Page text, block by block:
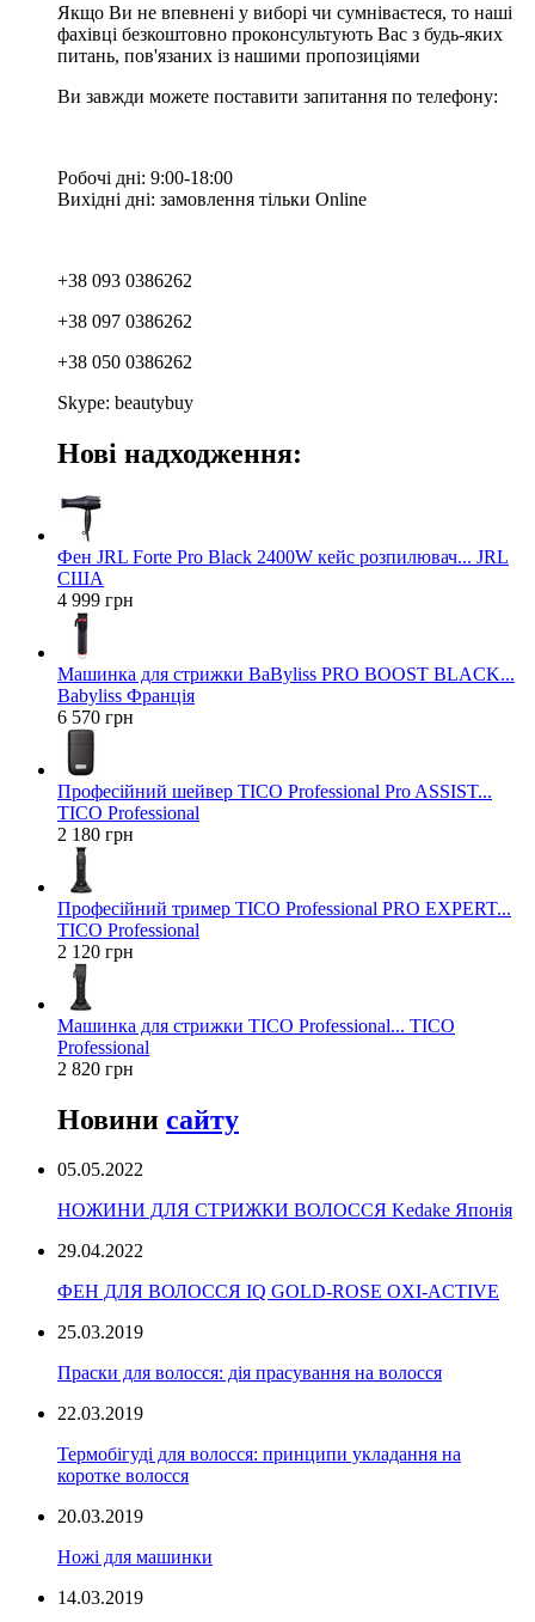
Якщо Ви не впевнені у виборі чи сумніваєтеся, то наші
фахівці безкоштовно проконсультують Вас з будь-яких
питань, пов'язаних із нашими пропозиціями
Ви завжди можете поставити запитання по телефону:
Робочі дні: 9:00-18:00
Вихідні дні: замовлення тільки Online
+38 093 0386262
+38 097 0386262
+38 050 0386262
Skype: beautybuy
Нові надходження:
Фен JRL Forte Pro Black 2400W кейс розпилювач... JRL
США
4 999 грн
Машинка для стрижки BaByliss PRO BOOST BLACK...
Babyliss Франція
6 570 грн
Професійний шейвер TICO Professional Pro ASSIST...
TICO Professional
2 180 грн
Професійний тример TICO Professional PRO EXPERT...
TICO Professional
2 120 грн
Машинка для стрижки TICO Professional... TICO
Professional
2 820 грн
Новини сайту
05.05.2022
НОЖИНИ ДЛЯ СТРИЖКИ ВОЛОССЯ Kedake Японія
29.04.2022
ФЕН ДЛЯ ВОЛОССЯ IQ GOLD-ROSE OXI-ACTIVE
25.03.2019
Праски для волосся: дія прасування на волосся
22.03.2019
Термобігуді для волосся: принципи укладання на
коротке волосся
20.03.2019
Ножі для машинки
14.03.2019